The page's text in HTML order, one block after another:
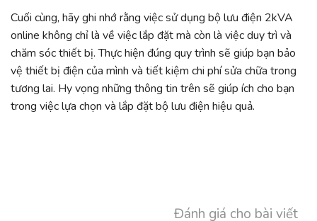
Cuối cùng, hãy ghi nhớ rằng việc sử dụng bộ lưu điện 2kVA
online không chỉ là về việc lắp đặt mà còn là việc duy trì và
chăm sóc thiết bị. Thực hiện đúng quy trình sẽ giúp bạn bảo
vệ thiết bị điện của mình và tiết kiệm chi phí sửa chữa trong
tương lai. Hy vọng những thông tin trên sẽ giúp ích cho bạn
trong việc lựa chọn và lắp đặt bộ lưu điện hiệu quả.
Đánh giá cho bài viết